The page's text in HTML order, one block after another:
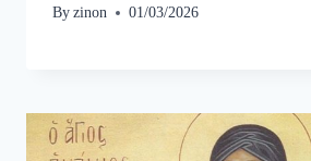
Byzinon 01/03/2026